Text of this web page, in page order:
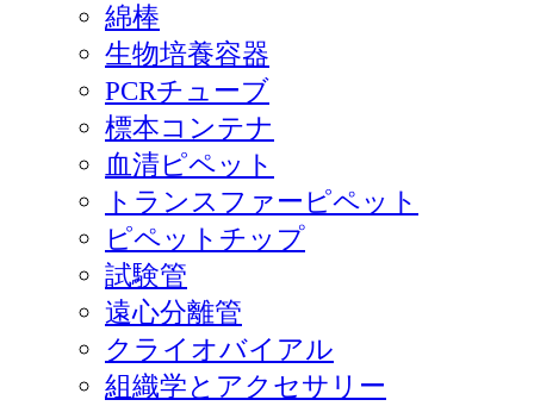
綿棒
生物培養容器
PCRチューブ
標本コンテナ
血清ピペット
トランスファーピペット
ピペットチップ
試験管
遠心分離管
クライオバイアル
組織学とアクセサリー